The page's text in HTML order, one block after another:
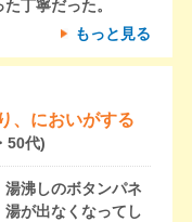
丁寧だった。
もっと見る
、においがする
50代)
沸しのボタンパネ
が出なくなってし